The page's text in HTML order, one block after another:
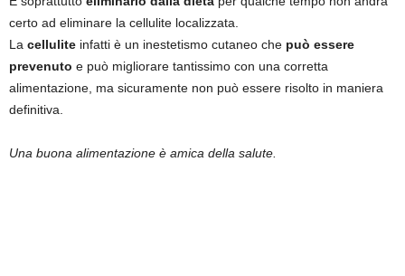
certo ad eliminare la cellulite localizzata.
La cellulite infatti è un inestetismo cutaneo che può essere
prevenuto e può migliorare tantissimo con una corretta
alimentazione, ma sicuramente non può essere risolto in maniera
definitiva.
Una buona alimentazione è amica della salute.